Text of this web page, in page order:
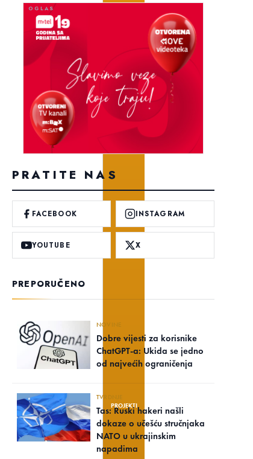
PROJEKTI
PRATITE NAS
FACEBOOK INSTAGRAM
YOUTUBE X
PREPORUČENO
NOVINE
Dobre vijesti za korisnike
ChatGPT-a: Ukida se jedno
od najvećih ograničenja
TVRDNJE
Tas: Ruski hakeri našli
dokaze o učešću stručnjaka
NATO u ukrajinskim
napadima